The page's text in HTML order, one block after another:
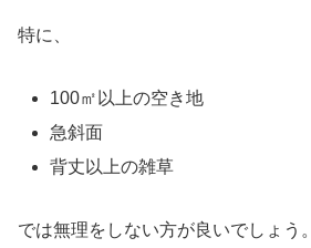
特に、
100㎡以上の空き地
急斜面
背丈以上の雑草
では無理をしない方が良いでしょう。